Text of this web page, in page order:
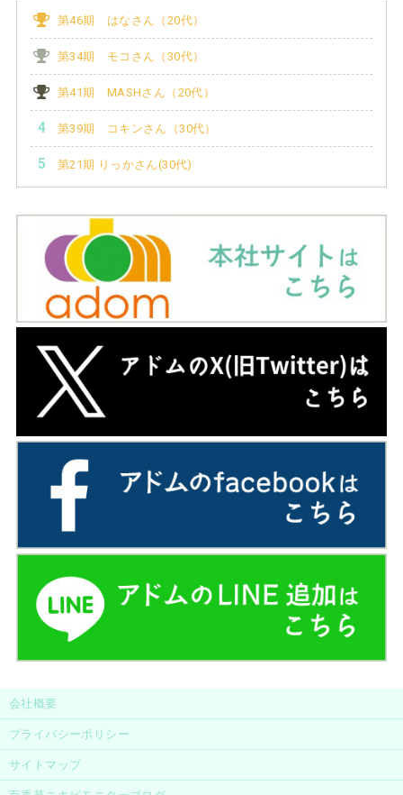
第46期 はなさん（20代）
第34期 モコさん（30代）
第41期 MASHさん（20代）
第39期 コキンさん（30代）
第21期 りっかさん(30代)
会社概要
プライバシーポリシー
サイトマップ